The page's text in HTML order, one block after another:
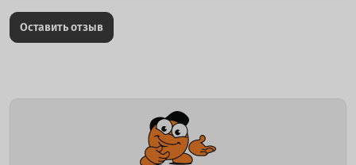
Оставить отзыв